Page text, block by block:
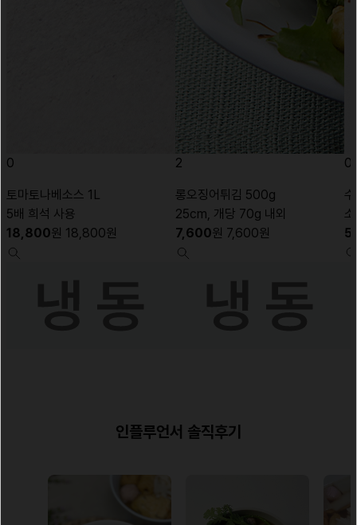
0
토마토나베소스 1L
5배 희석 사용
18,800원 18,800원
2
롱오징어튀김 500g
25cm, 개당 70g 내외
7,600원 7,600원
0
인플루언서 솔직후기